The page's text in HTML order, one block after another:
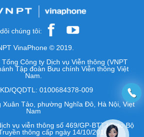
chúng tôi:
VinaPhone © 2019.
Công ty Dịch vụ Viễn thông (VNPT
Tập đoàn Bưu chính Viễn thông Việt
Nam.
QQDTL: 0100684378-009
Tảo, phường Nghĩa Đô, Hà Nội, Việt
Nam
vụ viễn thông số 469/GP-BTTTT do Bộ
thông cấp ngày 14/10/2016.